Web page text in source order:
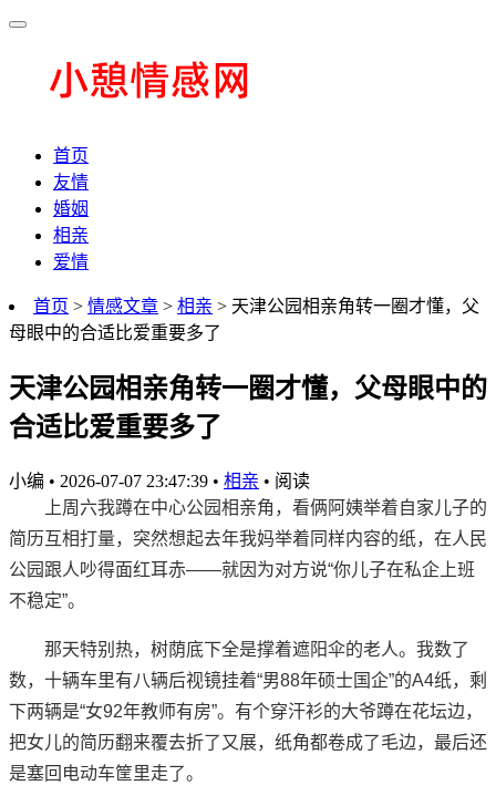
首页
友情
婚姻
相亲
爱情
首页 > 情感文章 > 相亲 > 天津公园相亲角转一圈才懂，父
母眼中的合适比爱重要多了
天津公园相亲角转一圈才懂，父母眼中的
合适比爱重要多了
小编 • 2026-07-07 23:47:39 • 相亲 • 阅读
上周六我蹲在中心公园相亲角，看俩阿姨举着自家儿子的
简历互相打量，突然想起去年我妈举着同样内容的纸，在人民
公园跟人吵得面红耳赤——就因为对方说“你儿子在私企上班
不稳定”。
那天特别热，树荫底下全是撑着遮阳伞的老人。我数了
数，十辆车里有八辆后视镜挂着“男88年硕士国企”的A4纸，剩
下两辆是“女92年教师有房”。有个穿汗衫的大爷蹲在花坛边，
把女儿的简历翻来覆去折了又展，纸角都卷成了毛边，最后还
是塞回电动车筐里走了。